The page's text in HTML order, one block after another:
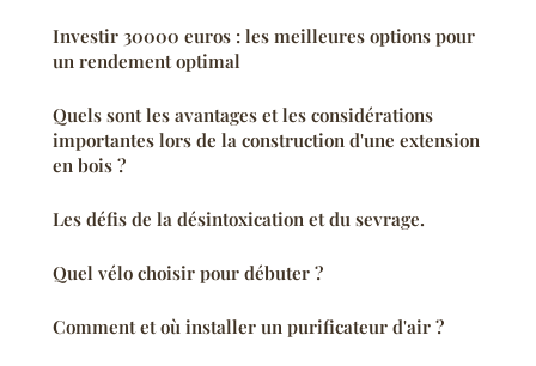
Investir 30000 euros : les meilleures options pour
un rendement optimal
Quels sont les avantages et les considérations
importantes lors de la construction d'une extension
en bois ?
Les défis de la désintoxication et du sevrage.
Quel vélo choisir pour débuter ?
Comment et où installer un purificateur d'air ?